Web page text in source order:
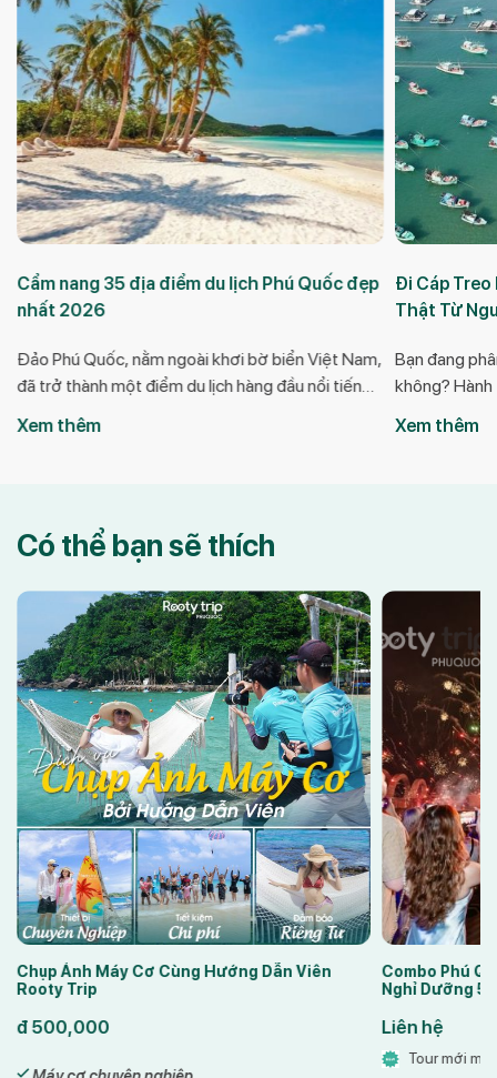
Đi Cáp Treo Hòn Thơm Có Gì? Trải Nghiệm
Thật Từ Người Đã Đi
Bạn đang phân vân có nên đi cáp treo Hòn Thơm
không? Hành trình 15 phút bay trên mặt biển
nghe thì hấp dẫn, nhưng thực tế trải nghiệm như
thế nào? Có chóng mặt không? Cảm giác qua trụ
Xem thêm
Biển Phú
nghiệm A-Z
Phú Quốc là
hữu những
xanh như
quyện cùng
Xem thêm
Có thể bạn sẽ thích
Combo Phú Quốc 4N3Đ Wyndham Grand –
Nghỉ Dưỡng 5 Sao Bắc Đảo
Liên hệ
Combo Phú
Pháo Hoa
đ2,750,000
Tour mới